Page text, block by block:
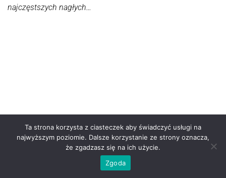
najczęstszych nagłych…
Ta strona korzysta z ciasteczek aby świadczyć usługi na
najwyższym poziomie. Dalsze korzystanie ze strony oznacza,
że zgadzasz się na ich użycie.
Zgoda